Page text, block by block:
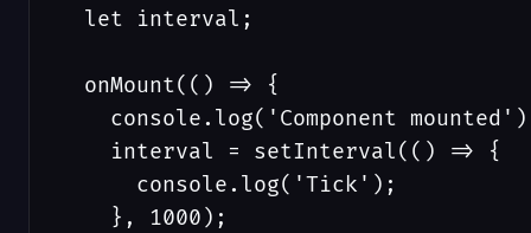
  let interval;
  onMount(() => {
console.log('Component
    interval = setInterval(() => {
      console.log('Tick');
    }, 1000);